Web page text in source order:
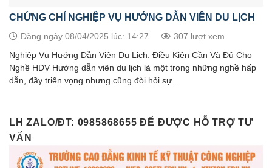
CHỨNG CHỈ NGHIỆP VỤ HƯỚNG DẪN VIÊN DU LỊCH
Đăng ngày 08/04/2025 lúc: 14:27 307 lượt xem
Nghiệp Vụ Hướng Dẫn Viên Du Lịch: Điều Kiện Cần Và Đủ Cho
Nghề HDV Hướng dẫn viên du lịch là một trong những nghề hấp
dẫn, đầy triển vọng nhưng cũng đòi hỏi sự...
LH ZALO/ĐT: 0985868655 ĐỂ ĐƯỢC HỖ TRỢ TƯ
VẤN